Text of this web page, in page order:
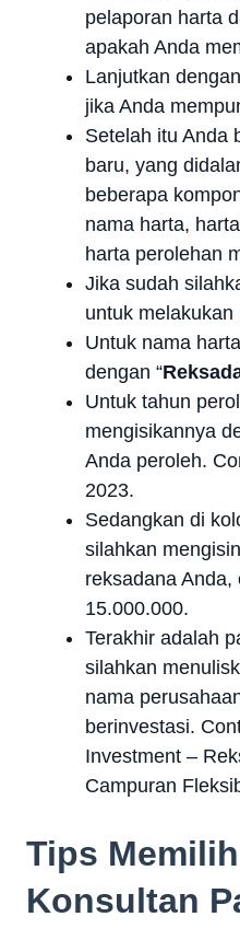
pelaporan harta
apakah Anda
Lanjutkan
jika Anda
Setelah itu Anda
baru, yang
beberapa
nama harta,
harta perolehan
Jika sudah
untuk
Untuk nama
dengan “
Untuk tahun
mengisikannya
Anda peroleh.
2023.
Sedangkan di
silahkan
reksadana
15.000.000.
Terakhir adalah
silahkan
nama
berinvestasi.
Investment –
Campuran
Tips
Konsultan